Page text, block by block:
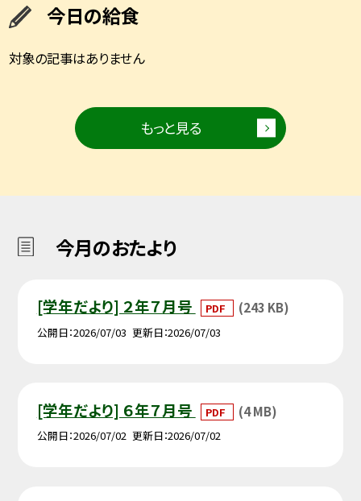
今日の給食
対象の記事はありません
もっと見る
今月のおたより
[学年だより] ２年７月号 PDF (243 KB)
公開日 2026/07/03 更新日 2026/07/03
[学年だより] ６年７月号 PDF (4 MB)
公開日 2026/07/02 更新日 2026/07/02